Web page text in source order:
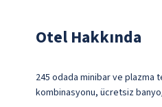
Otel Hakkında
245 odada minibar ve plazma
kombinasyonu, ücretsiz